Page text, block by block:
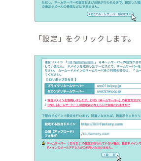
「設定」をクリックします。